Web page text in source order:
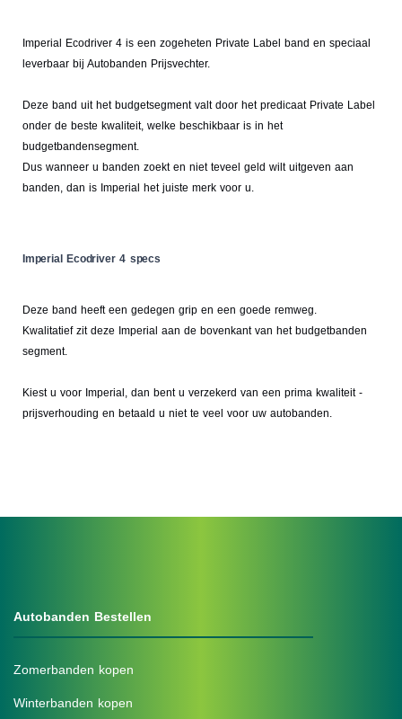
Imperial Ecodriver 4 is een zogeheten Private Label band en speciaal
leverbaar bij Autobanden Prijsvechter.
Deze band uit het budgetsegment valt door het predicaat Private Label
onder de beste kwaliteit, welke beschikbaar is in het
budgetbandensegment.
Dus wanneer u banden zoekt en niet teveel geld wilt uitgeven aan
banden, dan is Imperial het juiste merk voor u.
Imperial Ecodriver 4 specs
Deze band heeft een gedegen grip en een goede remweg.
Kwalitatief zit deze Imperial aan de bovenkant van het budgetbanden
segment.
Kiest u voor Imperial, dan bent u verzekerd van een prima kwaliteit -
prijsverhouding en betaald u niet te veel voor uw autobanden.
Autobanden Bestellen
Zomerbanden kopen
Winterbanden kopen